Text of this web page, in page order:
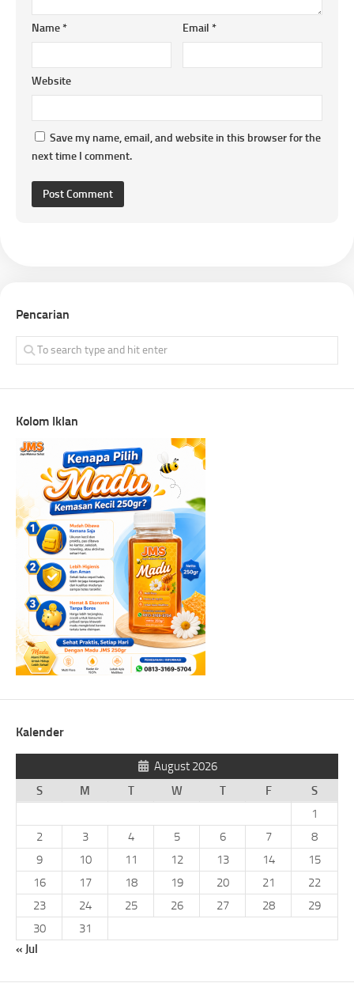
Name* Email*
Website
Save my name, email, and website in this browser for the
next time I comment.
Pencarian
Kolom Iklan
Kalender
August 2026
S
M T W T F
S
1
2
3 4 5 6 7
8
9
10 11 12 13 14
15
16
17 18 19 20 21
22
23
24 25 26 27 28
29
30
31
« Jul